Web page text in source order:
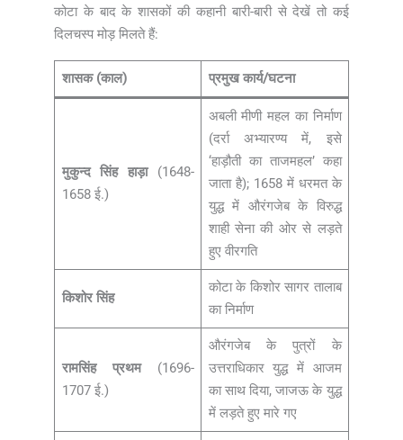
कोटा के बाद के शासकों की कहानी बारी-बारी से देखें तो कई
दिलचस्प मोड़ मिलते हैं:
शासक (काल) प्रमुख कार्य/घटना
मुकुन्द सिंह हाड़ा(1648-
1658 ई.)
अबली मीणी महल का निर्माण
(दर्रा अभ्यारण्य में, इसे
‘हाड़ौती का ताजमहल’ कहा
जाता है); 1658 में धरमत के
युद्ध में औरंगजेब के विरुद्ध
शाही सेना की ओर से लड़ते
हुए वीरगति
किशोर सिंह
कोटा के किशोर सागर तालाब
का निर्माण
रामसिंह प्रथम(1696-
1707 ई.)
औरंगजेब के पुत्रों के
उत्तराधिकार युद्ध में आजम
का साथ दिया, जाजऊ के युद्ध
में लड़ते हुए मारे गए